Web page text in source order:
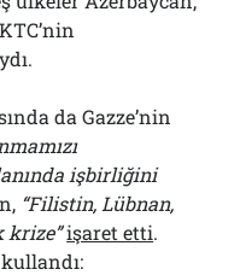
da Gazze’nin
işbirliğini
“Filistin, Lübnan,
krize”işaret etti.